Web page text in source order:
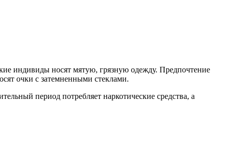
индивиды носят мятую, грязную одежду. Предпочтение
очки с затемненными стеклами.
период потребляет наркотические средства, а